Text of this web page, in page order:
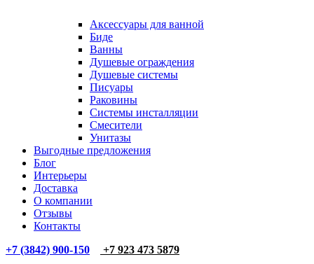
Аксессуары для ванной
Биде
Ванны
Душевые ограждения
Душевые системы
Писуары
Раковины
Системы инсталляции
Смесители
Унитазы
Выгодные предложения
Блог
Интерьеры
Доставка
О компании
Отзывы
Контакты
+7 (3842) 900-150
+7 923 473 5879